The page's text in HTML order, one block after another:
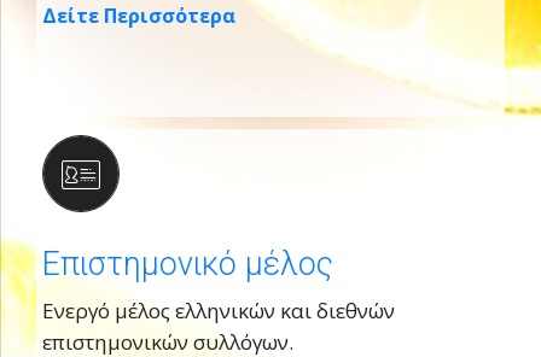
Δείτε Περισσότερα
Επιστημονικό μέλος
Ενεργό μέλος ελληνικών και διεθνών
επιστημονικών συλλόγων.